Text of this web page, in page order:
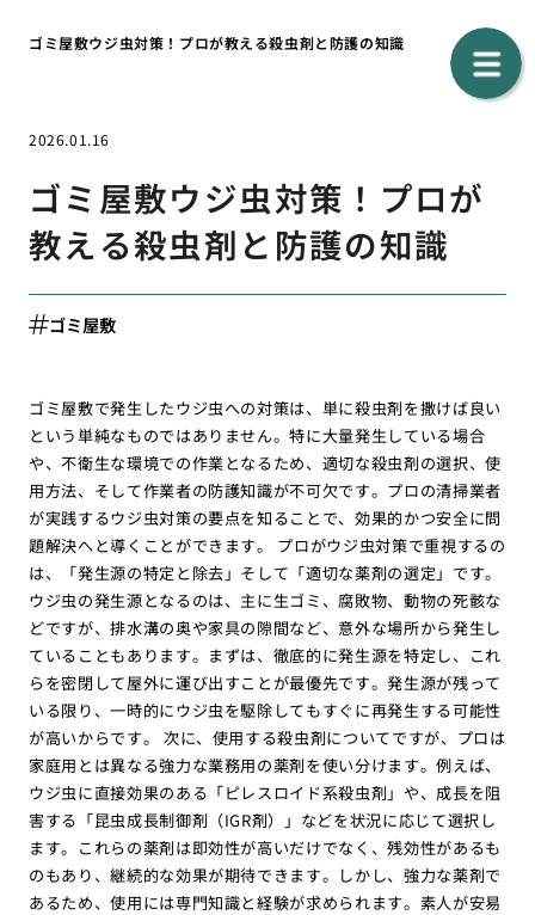
ゴミ屋敷ウジ虫対策！プロが教える殺虫剤と防護の知識
2026.01.16
ゴミ屋敷ウジ虫対策！プロが
教える殺虫剤と防護の知識
ゴミ屋敷
ゴミ屋敷で発生したウジ虫への対策は、単に殺虫剤を撒けば良い
という単純なものではありません。特に大量発生している場合
や、不衛生な環境での作業となるため、適切な殺虫剤の選択、使
用方法、そして作業者の防護知識が不可欠です。プロの清掃業者
が実践するウジ虫対策の要点を知ることで、効果的かつ安全に問
題解決へと導くことができます。 プロがウジ虫対策で重視するの
は、「発生源の特定と除去」そして「適切な薬剤の選定」です。
ウジ虫の発生源となるのは、主に生ゴミ、腐敗物、動物の死骸な
どですが、排水溝の奥や家具の隙間など、意外な場所から発生し
ていることもあります。まずは、徹底的に発生源を特定し、これ
らを密閉して屋外に運び出すことが最優先です。発生源が残って
いる限り、一時的にウジ虫を駆除してもすぐに再発生する可能性
が高いからです。 次に、使用する殺虫剤についてですが、プロは
家庭用とは異なる強力な業務用の薬剤を使い分けます。例えば、
ウジ虫に直接効果のある「ピレスロイド系殺虫剤」や、成長を阻
害する「昆虫成長制御剤（IGR剤）」などを状況に応じて選択し
ます。これらの薬剤は即効性が高いだけでなく、残効性があるも
のもあり、継続的な効果が期待できます。しかし、強力な薬剤で
あるため、使用には専門知識と経験が求められます。素人が安易